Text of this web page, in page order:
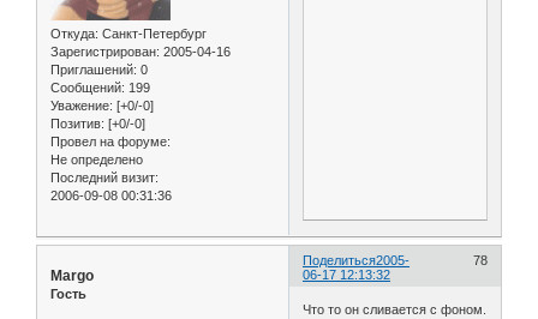
Откуда: Санкт-Петербург
Зарегистрирован: 2005-04-16
Приглашений: 0
Сообщений: 199
Уважение: [+0/-0]
Позитив: [+0/-0]
Провел на форуме:
Не определено
Последний визит:
2006-09-08 00:31:36
Поделиться 78
2005-
06-17 12:13:32
Margo
Гость
Что то он сливается с фоном.